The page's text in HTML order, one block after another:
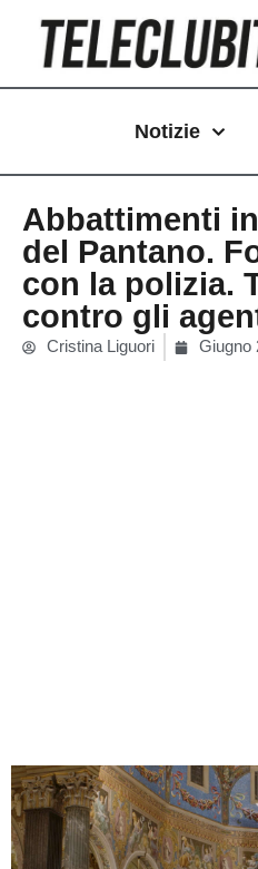
contenuto
Notizie
Abbattimenti
del Pantano.
con la polizia.
contro gli
Cristina Liguori Giugno